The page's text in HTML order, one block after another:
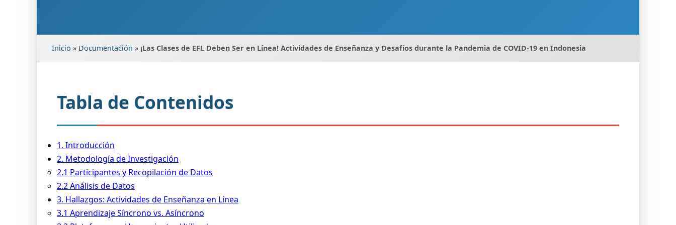
Inicio » Documentación » ¡Las Clases de EFL Deben Ser en Línea! Actividades de Enseñanza y Desafíos durante la Pandemia de COVID-19 en Indonesia
Tabla de Contenidos
1. Introducción
2. Metodología de Investigación
2.1 Participantes y Recopilación de Datos
2.2 Análisis de Datos
3. Hallazgos: Actividades de Enseñanza en Línea
3.1 Aprendizaje Síncrono vs. Asíncrono